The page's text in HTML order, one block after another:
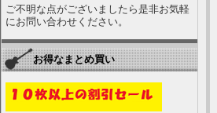
ご不明な点がございましたら是非お気軽
にお問い合わせください。
お得なまとめ買い